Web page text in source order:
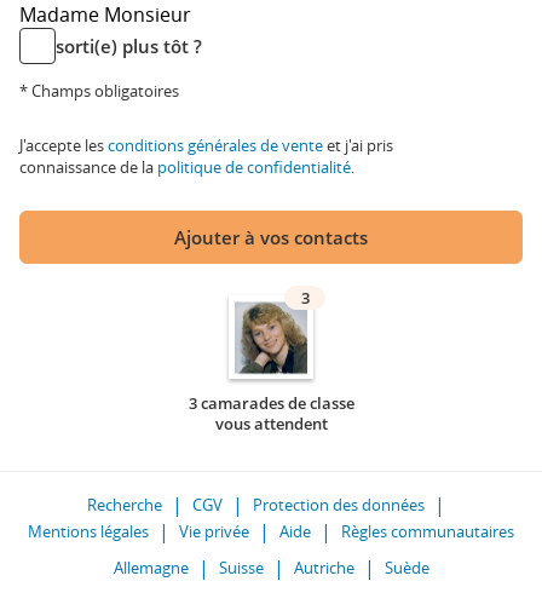
Madame Monsieur
sorti(e) plus tôt ?
* Champs obligatoires
J'accepte lesconditions générales de venteet j'ai pris
connaissance de la politique de confidentialité.
Ajouter à vos contacts
3
3 camarades de classe
vous attendent
Recherche CGV
Protection des données
Mentions légales
Vie privée Aide
Règles communautaires
Allemagne
Suisse Autriche Suède